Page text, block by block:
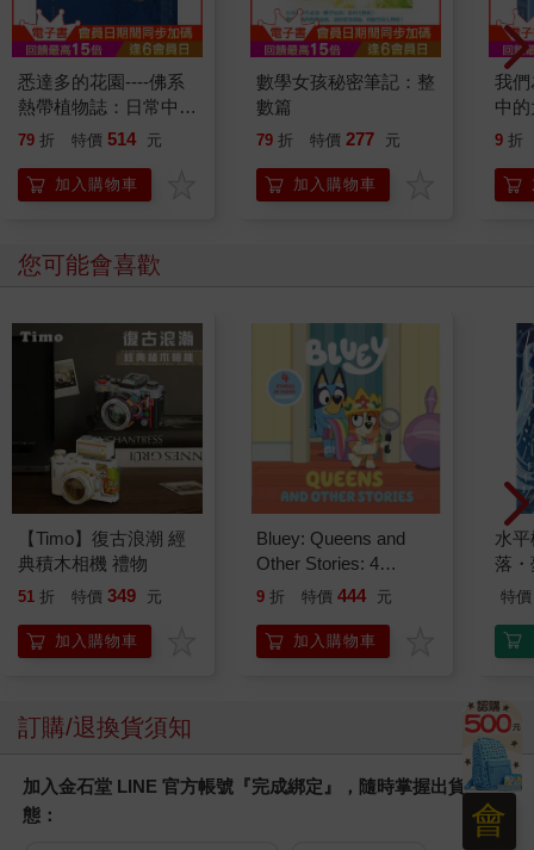
悉達多的花園----佛系
熱帶植物誌：日常中的
佛教典故、植物園與花
79 折 特價 514 元
加入購物車
數學女孩秘密筆記：整
數篇
79 折 特價 277 元
加入購物車
我
中
力
9 折
您可能會喜歡
【Timo】復古浪潮 經
典積木相機 禮物
51 折 特價 349 元
加入購物車
Bluey: Queens and
Other Stories: 4
Stories in 1 Book.
9 折 特價 444 元
加入購物車
水
落
特價
訂購/退換貨須知
加入金石堂 LINE 官方帳號『完成綁定』，隨時掌握出貨動
態：
會